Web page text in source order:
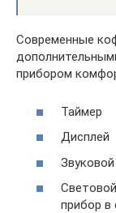
Современные
прибором
Таймер
Дисплей
прибор в